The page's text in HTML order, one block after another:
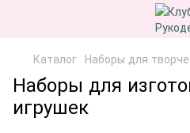
Каталог Наборы для
Наборы для
игрушек